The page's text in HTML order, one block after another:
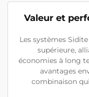
Valeur et
Les systèmes
supérieure,
économies à long
avantages
combinaison